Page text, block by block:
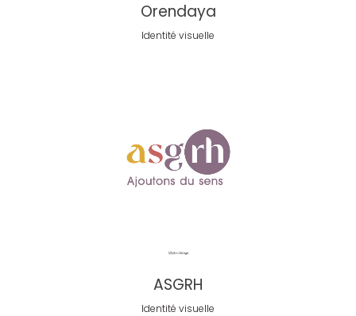
Orendaya
Identité visuelle
ASGRH
Identité visuelle